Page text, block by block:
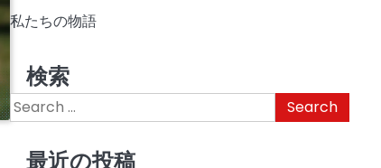
私たちの物語
検索
Search
for:
最近の投稿